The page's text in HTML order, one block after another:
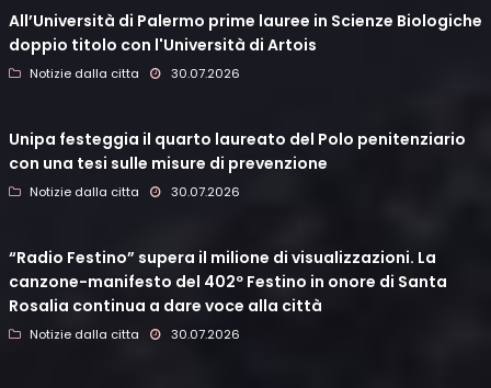
All’Università di Palermo prime lauree in Scienze Biologiche
doppio titolo con l'Università di Artois
Notizie dalla citta 30.07.2026
Unipa festeggia il quarto laureato del Polo penitenziario
con una tesi sulle misure di prevenzione
Notizie dalla citta 30.07.2026
“Radio Festino” supera il milione di visualizzazioni. La
canzone-manifesto del 402º Festino in onore di Santa
Rosalia continua a dare voce alla città
Notizie dalla citta 30.07.2026